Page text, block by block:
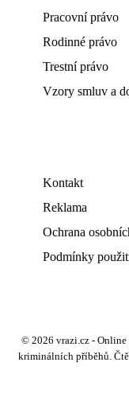
Pracovní právo
Rodinné právo
Trestní právo
Vzory smluv a
Kontakt
Reklama
Ochrana
Podmínky
© 2026 vrazi.cz - Online
kriminálních příběhů.